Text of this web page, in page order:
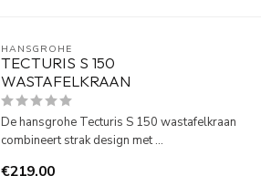
HANSGROHE
TECTURIS S 150
WASTAFELKRAAN
De hansgrohe Tecturis S 150 wastafelkraan
combineert strak design met ...
€219,00